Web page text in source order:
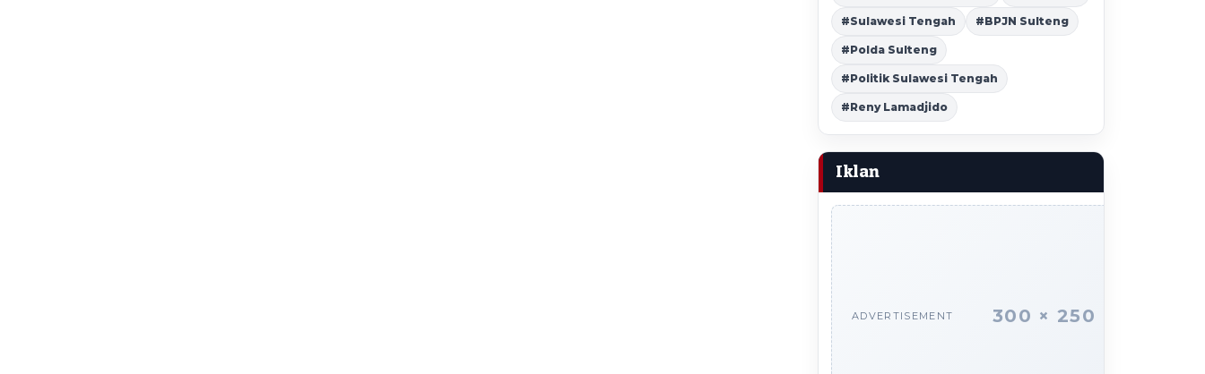
#Sulawesi Tengah #BPJN Sulteng
#Polda Sulteng
#Politik Sulawesi Tengah
#Reny Lamadjido
Iklan
ADVERTISEMENT 300 × 250